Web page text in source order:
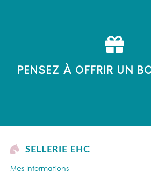
PENSEZ À OFFRIR UN
SELLERIE EHC
Mes Informations